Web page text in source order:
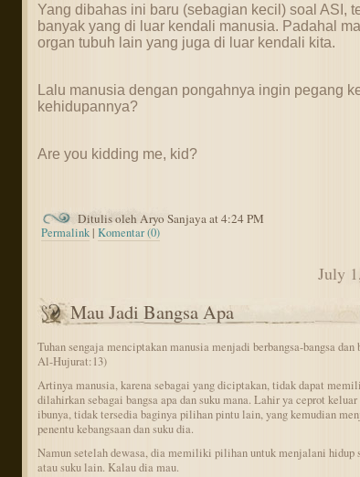
Yang dibahas ini baru (sebagian kecil) soal ASI,
banyak yang di luar kendali manusia. Padahal
organ tubuh lain yang juga di luar kendali kita.
Lalu manusia dengan pongahnya ingin pegang
kehidupannya?
Are you kidding me, kid?
Ditulis oleh Aryo Sanjaya at 4:24 PM
Permalink |Komentar (0)
July
Mau Jadi Bangsa Apa
Tuhan sengaja menciptakan manusia menjadi berbangsa-bangsa dan
Al-Hujurat:13)
Artinya manusia, karena sebagai yang diciptakan, tidak dapat
dilahirkan sebagai bangsa apa dan suku mana. Lahir ya ceprot
ibunya, tidak tersedia baginya pilihan pintu lain, yang kemudian
penentu kebangsaan dan suku dia.
Namun setelah dewasa, dia memiliki pilihan untuk menjalani hidup
atau suku lain. Kalau dia mau.